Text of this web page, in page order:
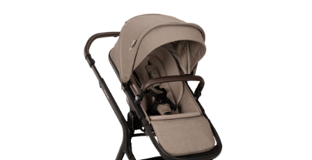
Barn & Baby
Leksaker
Förälder
Möbler & bädd
Tillbehör
Reservdelar